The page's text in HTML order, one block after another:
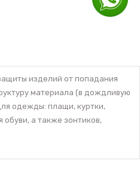
изделий от попадания
материала (в дождливую
одежды: плащи, куртки,
а также зонтиков,